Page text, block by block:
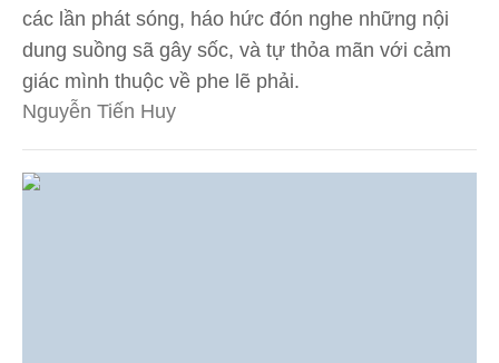
các lần phát sóng, háo hức đón nghe những nội
dung suồng sã gây sốc, và tự thỏa mãn với cảm
giác mình thuộc về phe lẽ phải.
Nguyễn Tiến Huy